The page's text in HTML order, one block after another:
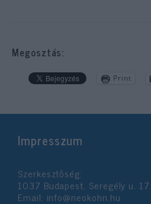
Megosztás:
Print
Impresszum
Szerkesztőség:
1037 Budapest, Seregély u. 17.
Email: info@neokohn.hu